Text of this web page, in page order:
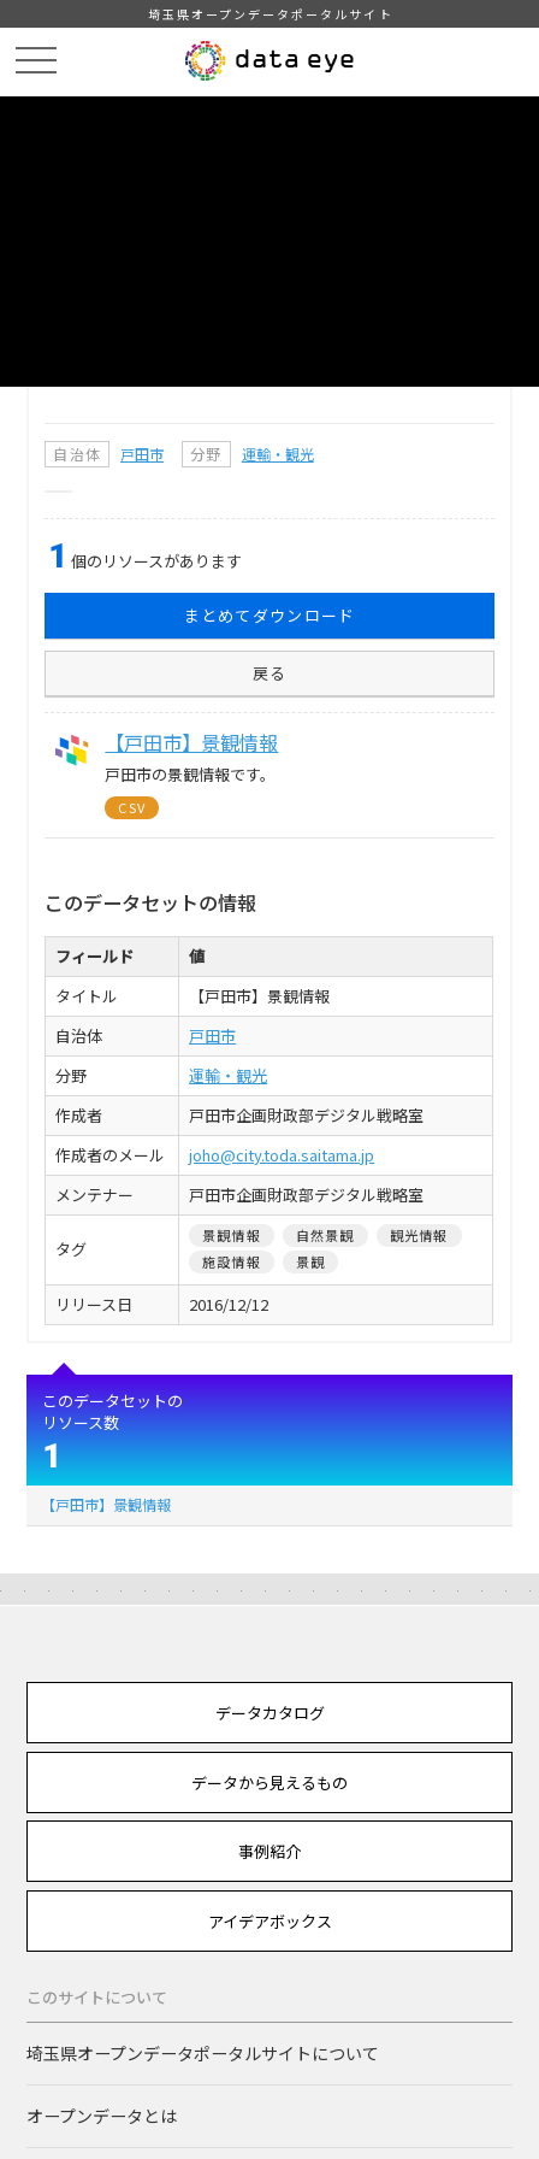
埼玉県オープンデータポータルサイト
自治体 戸田市 分野 運輸・観光
1 個のリソースがあります
まとめてダウンロード
戻る
【戸田市】景観情報
戸田市の景観情報です。
CSV
このデータセットの情報
フィールド
値
タイトル
【戸田市】景観情報
自治体
戸田市
分野
運輸・観光
作成者
戸田市企画財政部デジタル戦略室
作成者のメール
joho@city.toda.saitama.jp
メンテナー
戸田市企画財政部デジタル戦略室
タグ
景観情報 自然景観
観光情報
施設情報
景観
リリース日 2016/12/12
このデータセットの
リソース数
1
【戸田市】景観情報
データカタログ
データから見えるもの
事例紹介
アイデアボックス
このサイトについて
埼玉県オープンデータポータルサイトについて
オープンデータとは